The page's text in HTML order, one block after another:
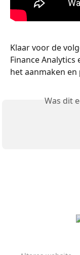
Klaar voor de
Finance
het aanmaken
Was dit